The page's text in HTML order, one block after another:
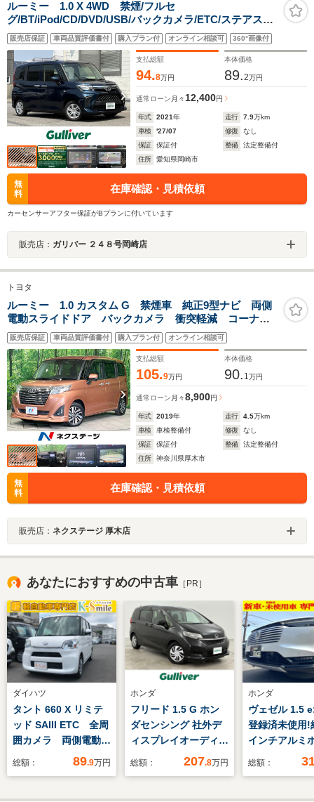
ルーミー 1.0 X 4WD 禁煙/フルセ
グ/BT/iPod/CD/DVD/USB/バックカメラ/ETC/ステアスイ
ッチ/パワースライドドア/プリクラッシュ/前後ドラレコ/
電格ミラー/純正ドアバイザー/純正フロアマット/Pスター
ト
販売店保証 車両品質評価書付 購入プラン付 オンライン相談可 360°画像付
支払総額
94.8万円
本体価格
89.2万円
通常ローン 月々 12,400円
年式 2021年 走行 7.9万km
車検
'27/07 修復
なし
保証
保証付 整備
法定整備付
住所
愛知県岡崎市
無
料
在庫確認・見積依頼
カーセンサーアフター保証がBプランに付いています
販売店： ガリバー ２４８号岡崎店
トヨタ
ルーミー 1.0 カスタム G 禁煙車 純正9型ナビ 両側
電動スライドドア バックカメラ 衝突軽減 コーナー
センサー シートヒーター LEDヘッド ETC クルー
ズコントロール 純正14インチアルミ オートハイビー
ム
販売店保証 車両品質評価書付 購入プラン付 オンライン相談可
支払総額
105.9万円
本体価格
90. 1万円
通常ローン 月々8,900円
年式 2019年 走行 4.5万km
車検
車検整備付 修復
なし
保証
保証付 整備
法定整備付
住所
神奈川県厚木市
無
料
在庫確認・見積依頼
販売店： ネクステージ 厚木店
あなたにおすすめの中古車 ［PR］
ダイハツ
タント 660 X リミテ
ッド SAIII ETC 全周
囲カメラ 両側電動ス
ライドドア ナビ ク
総額： 89.9万円
ホンダ
フリード 1.5 G ホン
ダセンシング 社外デ
ィスプレイオーディ
オ AUX・iPod・
総額： 207.8万円
ホンダ
ヴェゼル 1.5
登録済未使用!
インチアルミ
ル!LEDヘッ
総額：